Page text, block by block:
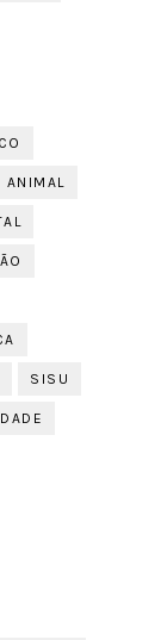
ANIMAL
SISU